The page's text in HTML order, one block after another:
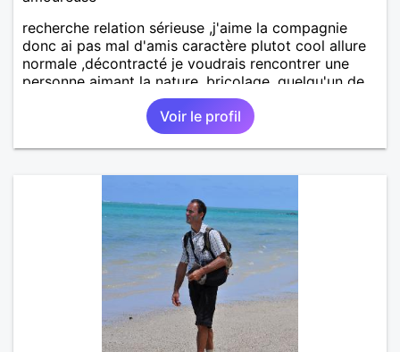
recherche relation sérieuse ,j'aime la compagnie
donc ai pas mal d'amis caractère plutot cool allure
normale ,décontracté je voudrais rencontrer une
personne aimant la nature ,bricolage ,quelqu'un de
simple et naturel à vos claviers mesdames
Voir le profil